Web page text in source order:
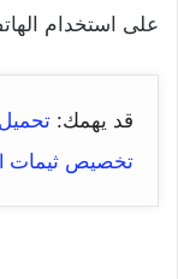
على استخدام
قد يهمك:
تخصيص ثيمات One UI لأجهزة جالكسي!